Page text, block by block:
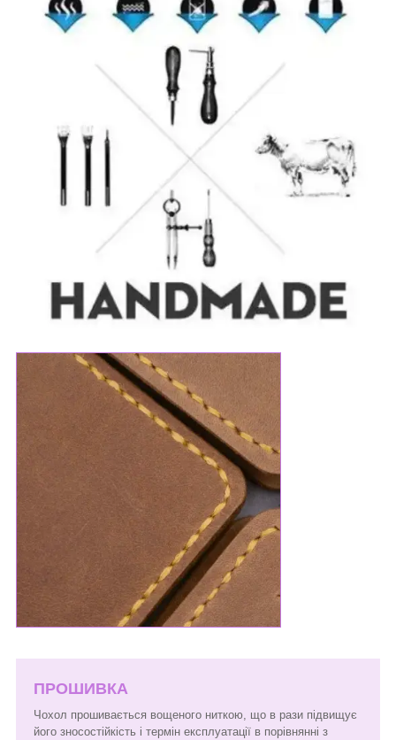
ПРОШИВКА
Чохол прошивається вощеного ниткою, що в рази підвищує
його зносостійкість і термін експлуатації в порівнянні з